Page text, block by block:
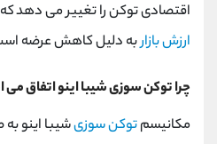
اقتصادی توکن را تغییر می دهد
ارزش بازاربه دلیل کاهش عرضه
چرا توکن سوزی شیبا اینو اتفاق می
مکانیسمتوکن سوزیشیبا اینو